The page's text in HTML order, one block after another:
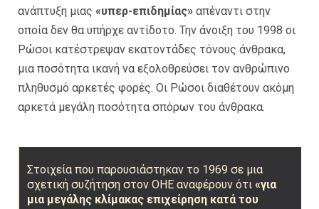
ανάπτυξη μιας «υπερ-επιδημίας» απέναντι στην
οποία δεν θα υπήρχε αντίδοτο. Την άνοιξη του 1998 οι
Ρώσοι κατέστρεψαν εκατοντάδες τόνους άνθρακα,
μια ποσότητα ικανή να εξολοθρεύσει τον ανθρώπινο
πληθυσμό αρκετές φορές. Οι Ρώσοι διαθέτουν ακόμη
αρκετά μεγάλη ποσότητα σπόρων του άνθρακα.
Στοιχεία που παρουσιάστηκαν το 1969 σε μια
σχετική συζήτηση στον ΟΗΕ αναφέρουν ότι«για
μια μεγάλης κλίμακας επιχείρηση κατά του